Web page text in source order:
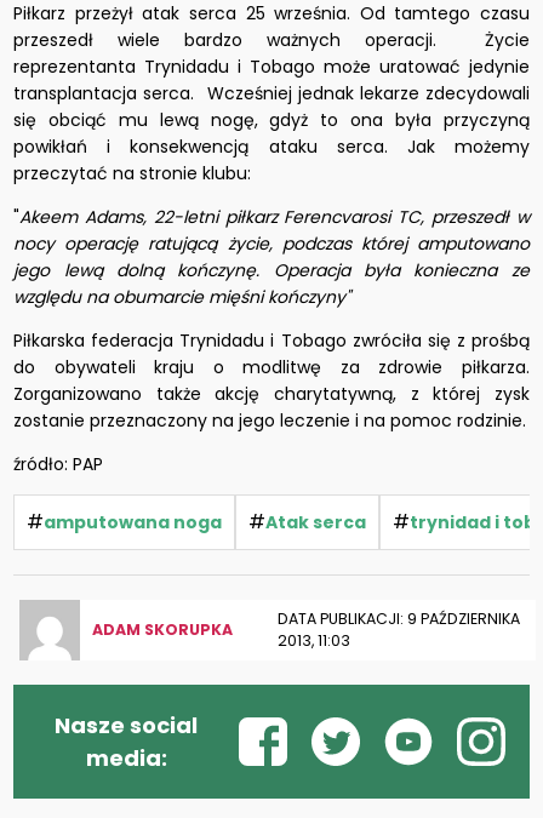
Piłkarz przeżył atak serca 25 września. Od tamtego czasu
przeszedł wiele bardzo ważnych operacji. Życie
reprezentanta Trynidadu i Tobago może uratować jedynie
transplantacja serca. Wcześniej jednak lekarze zdecydowali
się obciąć mu lewą nogę, gdyż to ona była przyczyną
powikłań i konsekwencją ataku serca. Jak możemy
przeczytać na stronie klubu:
"Akeem Adams, 22-letni piłkarz Ferencvarosi TC, przeszedł w
nocy operację ratującą życie, podczas której amputowano
jego lewą dolną kończynę. Operacja była konieczna ze
względu na obumarcie mięśni kończyny"
Piłkarska federacja Trynidadu i Tobago zwróciła się z prośbą
do obywateli kraju o modlitwę za zdrowie piłkarza.
Zorganizowano także akcję charytatywną, z której zysk
zostanie przeznaczony na jego leczenie i na pomoc rodzinie.
źródło: PAP
#amputowana noga #Atak serca #trynidad i
ADAM SKORUPKA
DATA PUBLIKACJI: 9 PAŹDZIERNIKA
2013, 11:03
Nasze social
media: